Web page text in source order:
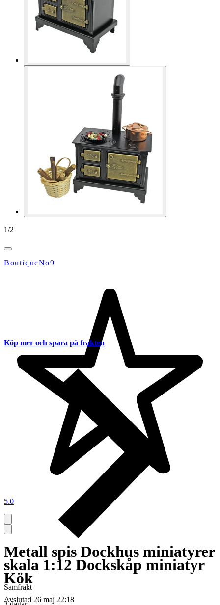
1/2
BoutiqueNo9
5.0
Metall spis Dockhus miniatyrer
skala 1:12 Dockskåp miniatyr
Kök
Avslutad 26 maj 22:18
Köp mer och spara på frakten
Samfrakt